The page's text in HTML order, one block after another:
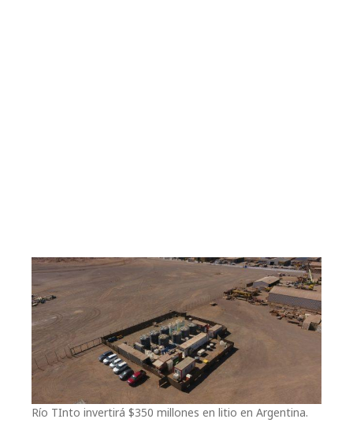
Río TInto invertirá $350 millones en litio en Argentina.